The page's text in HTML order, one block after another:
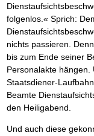
folgenlos.« Sprich:
nichts passieren.
bis zum Ende seiner
Personalakte
Staatsdiener-
Beamte
den Heiligabend.
Und auch diese